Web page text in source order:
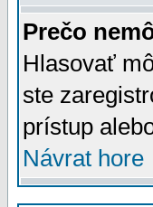
Prečo
Hlasovať
ste
prístup
Návrat hore